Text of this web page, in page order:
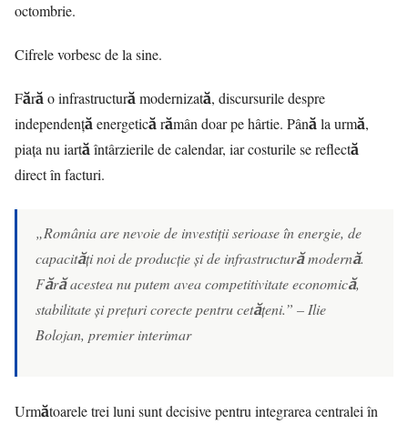
octombrie.
Cifrele vorbesc de la sine.
Fără o infrastructură modernizată, discursurile despre
independență energetică rămân doar pe hârtie. Până la urmă,
piața nu iartă întârzierile de calendar, iar costurile se reflectă
direct în facturi.
„România are nevoie de investiții serioase în energie, de
capacități noi de producție și de infrastructură modernă.
Fără acestea nu putem avea competitivitate economică,
stabilitate și prețuri corecte pentru cetățeni.” – Ilie
Bolojan, premier interimar
Următoarele trei luni sunt decisive pentru integrarea centralei în